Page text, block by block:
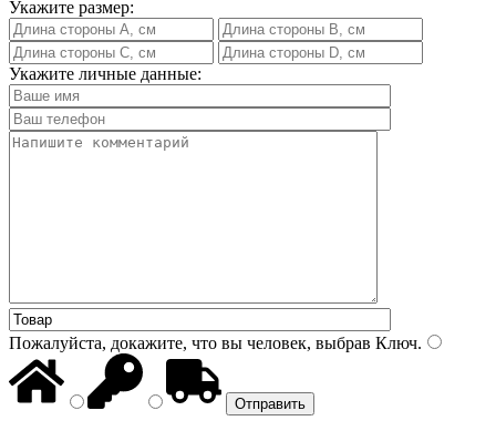
Укажите размер:
Укажите личные данные:
Пожалуйста, докажите, что вы человек, выбрав Ключ.